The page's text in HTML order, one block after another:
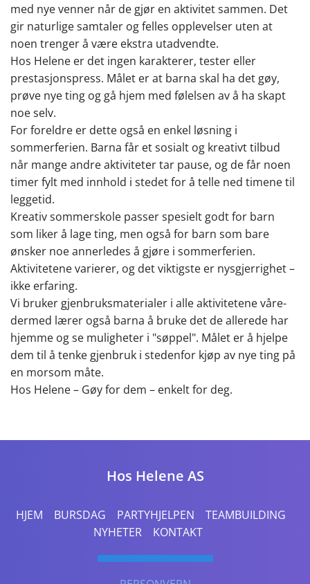
med nye venner når de gjør en aktivitet sammen. Det
gir naturlige samtaler og felles opplevelser uten at
noen trenger å være ekstra utadvendte.
Hos Helene er det ingen karakterer, tester eller
prestasjonspress. Målet er at barna skal ha det gøy,
prøve nye ting og gå hjem med følelsen av å ha skapt
noe selv.
For foreldre er dette også en enkel løsning i
sommerferien. Barna får et sosialt og kreativt tilbud
når mange andre aktiviteter tar pause, og de får noen
timer fylt med innhold i stedet for å telle ned timene til
leggetid.
Kreativ sommerskole passer spesielt godt for barn
som liker å lage ting, men også for barn som bare
ønsker noe annerledes å gjøre i sommerferien.
Aktivitetene varierer, og det viktigste er nysgjerrighet –
ikke erfaring.
Vi bruker gjenbruksmaterialer i alle aktivitetene våre-
dermed lærer også barna å bruke det de allerede har
hjemme og se muligheter i "søppel". Målet er å hjelpe
dem til å tenke gjenbruk i stedenfor kjøp av nye ting på
en morsom måte.
Hos Helene – Gøy for dem – enkelt for deg.
Hos Helene AS
HJEM BURSDAG PARTYHJELPEN
TEAMBUILDING
NYHETER
KONTAKT